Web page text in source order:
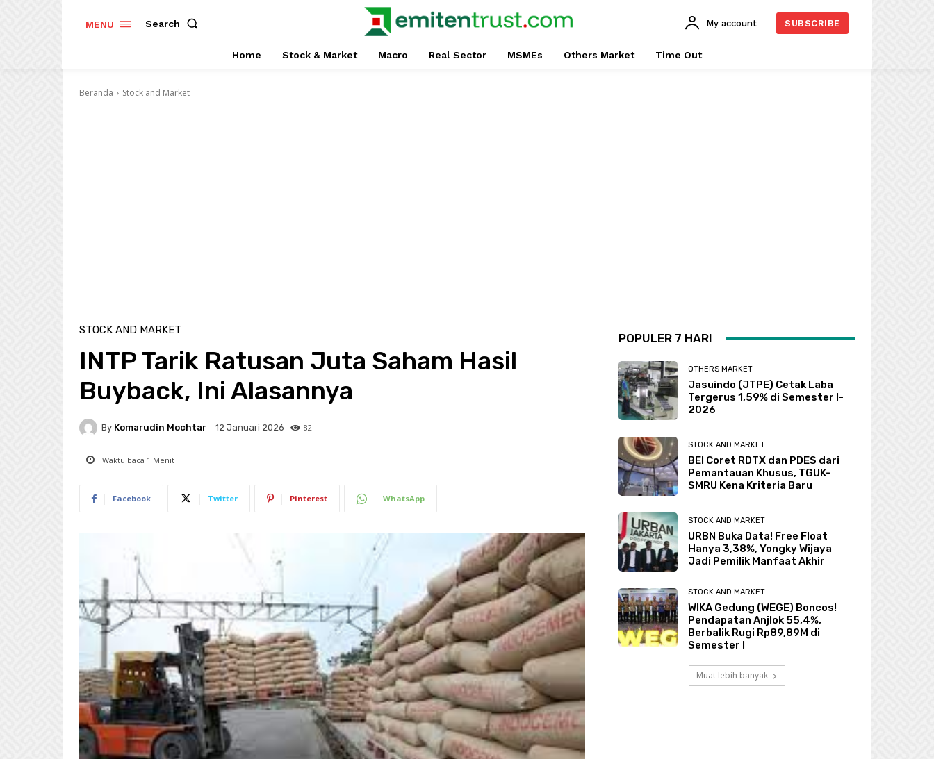
MENU Search My account SUBSCRIBE
Home Stock & Market Macro Real Sector MSMEs Others Market Time Out
Beranda Stock and Market
STOCK AND MARKET
INTP Tarik Ratusan Juta Saham Hasil
Buyback, Ini Alasannya
By Komarudin Mochtar 12 Januari 2026 82
: Waktu baca 1 Menit
Facebook Twitter Pinterest WhatsApp
POPULER 7 HARI
OTHERS MARKET
Jasuindo (JTPE) Cetak Laba
Tergerus 1,59% di Semester I-
2026
STOCK AND MARKET
BEI Coret RDTX dan PDES dari
Pemantauan Khusus, TGUK-
SMRU Kena Kriteria Baru
STOCK AND MARKET
URBN Buka Data! Free Float
Hanya 3,38%, Yongky Wijaya
Jadi Pemilik Manfaat Akhir
STOCK AND MARKET
WIKA Gedung (WEGE) Boncos!
Pendapatan Anjlok 55,4%,
Berbalik Rugi Rp89,89M di
Semester I
Muat lebih banyak